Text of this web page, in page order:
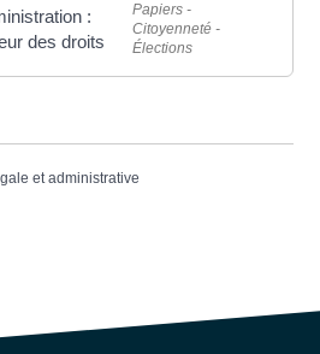
:
des droits
Papiers -
Citoyenneté -
Élections
et administrative